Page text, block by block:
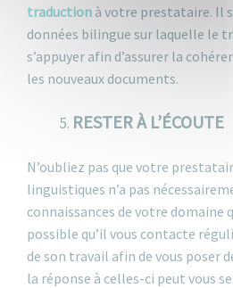
traduction à votre prestataire. Il
données bilingue sur laquelle le
s’appuyer afin d’assurer la
les nouveaux documents.
RESTER À L’ÉCOUTE
N’oubliez pas que votre
linguistiques n’a pas
connaissances de votre domaine
possible qu’il vous contacte
de son travail afin de vous poser
la réponse à celles-ci peut vous